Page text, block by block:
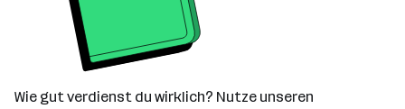
Wie gut verdienst du wirklich? Nutze unseren